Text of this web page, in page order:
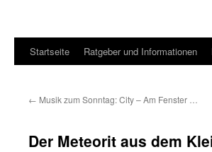
Startseite Ratgeber und Informationen
← Musik zum Sonntag: City – Am Fenster …
Der Meteorit aus dem